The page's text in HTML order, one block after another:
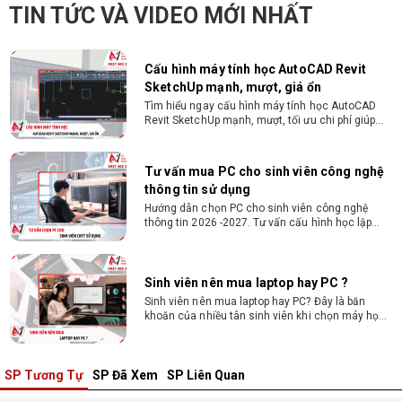
TIN TỨC VÀ VIDEO MỚI NHẤT
Hướng dẫn chọn PC cho sinh viên thiết kế đồ họa
từ 2D, dựng video đến 3D. Cấu hình tối ưu, dùng
Cấu hình máy tính học AutoCAD Revit
SketchUp mạnh, mượt, giá ổn
Tìm hiểu ngay cấu hình máy tính học AutoCAD
Revit SketchUp mạnh, mượt, tối ưu chi phí giúp
Tư vấn mua PC cho sinh viên công nghệ
thông tin sử dụng
Hướng dẫn chọn PC cho sinh viên công nghệ
thông tin 2026 -2027. Tư vấn cấu hình học lập
Sinh viên nên mua laptop hay PC ?
Sinh viên nên mua laptop hay PC? Đây là băn
khoăn của nhiều tân sinh viên khi chọn máy học
Laptop Sinh Viên 15–20 Triệu 2026: Cấu
Hình Nào Đáng Tiền?
SP Tương Tự SP Đã Xem SP Liên Quan